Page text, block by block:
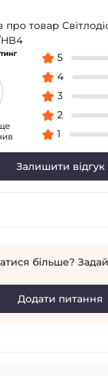
про товар
5
4
3
2
1
Залишити відгук
більше?
Додати питання